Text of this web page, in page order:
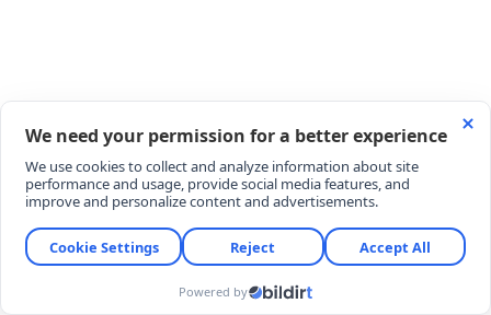
YORUM YAZ